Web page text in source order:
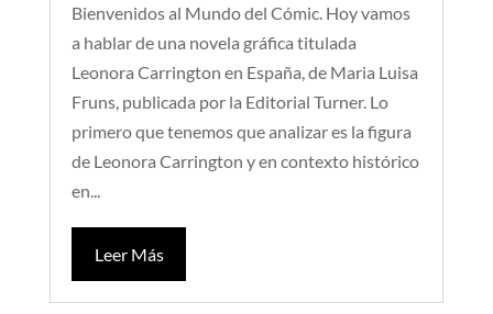
Bienvenidos al Mundo del Cómic. Hoy vamos
a hablar de una novela gráfica titulada
Leonora Carrington en España, de Maria Luisa
Fruns, publicada por la Editorial Turner. Lo
primero que tenemos que analizar es la figura
de Leonora Carrington y en contexto histórico
en...
Leer Más